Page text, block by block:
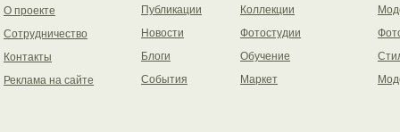
О проекте
Сотрудничество
Контакты
Реклама на сайте
Публикации
Новости
Блоги
События
Коллекции
Фотостудии
Обучение
Маркет